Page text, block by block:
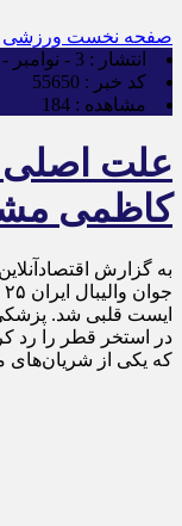
صفحه نخست ورزشی
انتشار : 3 - نوامبر - 2025 - 00:48
کد خبر : 55650
مشاهده : 184
علت اصلی
کاظمی
به گزارش
ایست قلبی شد.
در استخر قطر را رد
که یکی از